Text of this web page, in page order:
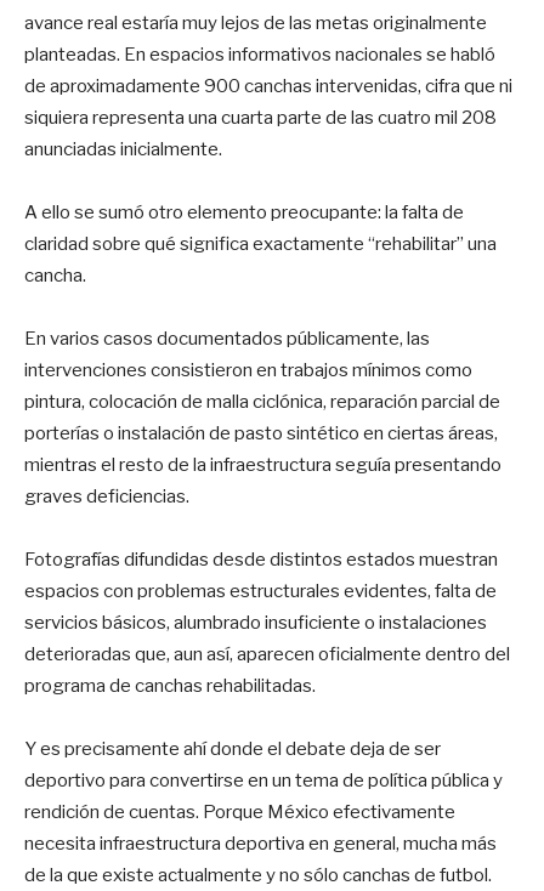
avance real estaría muy lejos de las metas originalmente
planteadas. En espacios informativos nacionales se habló
de aproximadamente 900 canchas intervenidas, cifra que ni
siquiera representa una cuarta parte de las cuatro mil 208
anunciadas inicialmente.
A ello se sumó otro elemento preocupante: la falta de
claridad sobre qué significa exactamente “rehabilitar” una
cancha.
En varios casos documentados públicamente, las
intervenciones consistieron en trabajos mínimos como
pintura, colocación de malla ciclónica, reparación parcial de
porterías o instalación de pasto sintético en ciertas áreas,
mientras el resto de la infraestructura seguía presentando
graves deficiencias.
Fotografías difundidas desde distintos estados muestran
espacios con problemas estructurales evidentes, falta de
servicios básicos, alumbrado insuficiente o instalaciones
deterioradas que, aun así, aparecen oficialmente dentro del
programa de canchas rehabilitadas.
Y es precisamente ahí donde el debate deja de ser
deportivo para convertirse en un tema de política pública y
rendición de cuentas. Porque México efectivamente
necesita infraestructura deportiva en general, mucha más
de la que existe actualmente y no sólo canchas de futbol.